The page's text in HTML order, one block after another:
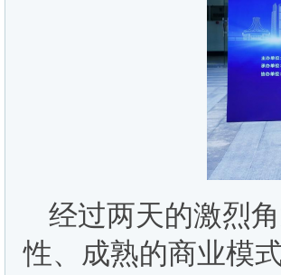
经过两天的激烈
性、成熟的商业模